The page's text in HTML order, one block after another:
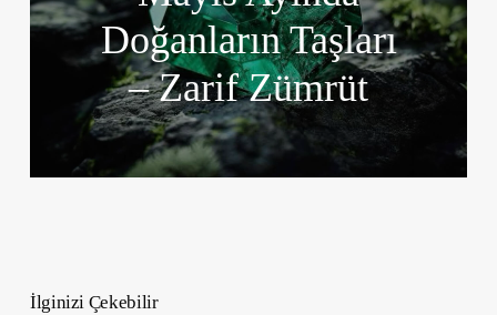
Doğanların Taşları
– Zarif Zümrüt
İlginizi Çekebilir